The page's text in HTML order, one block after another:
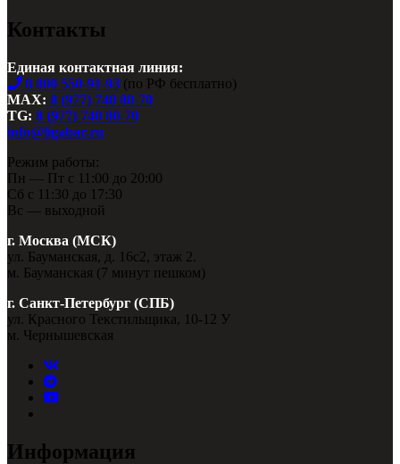
Контакты
Единая контактная линия:
8 800 550-91-93 (по РФ бесплатно)
MAX: 8 (977) 740 80-70
TG: 8 (977) 740 80-70
info@ligabar.ru
Режим работы:
Пн — Пт с 11:00 до 20:00
Сб с 11:30 до 17:30
Вс — выходной
г. Москва (МСК)
ул. Бауманская, д. 16с2, этаж 2.
м. Бауманская (7 минут пешком)
г. Санкт-Петербург (СПБ)
ул. Красного Текстильщика, 10-12 У
м. Чернышевская
Информация